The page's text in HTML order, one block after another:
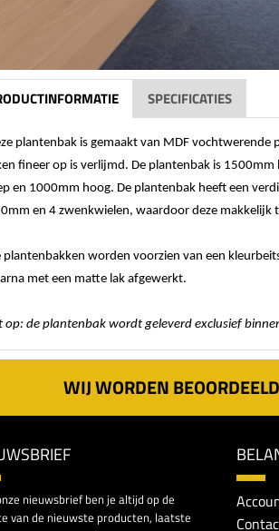
SPECIFICATIES
plantenbak is gemaakt van MDF vochtwerende
fineer op is verlijmd. De plantenbak is 1500mm
en 1000mm hoog. De plantenbak heeft een
en 4 zwenkwielen, waardoor deze makkelijk
plantenbakken worden voorzien van een
met een matte lak afgewerkt.
op: de plantenbak wordt geleverd exclusief
WIJ WORDEN
nieuwsbrief ben je altijd op de
van de nieuwste producten, laatste